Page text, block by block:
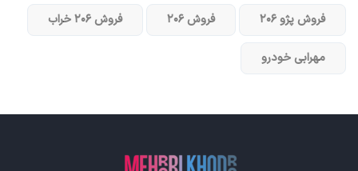
فروش پژو ۲۰۶ فروش ۲۰۶ فروش ۲۰۶ خراب
مهرابی خودرو